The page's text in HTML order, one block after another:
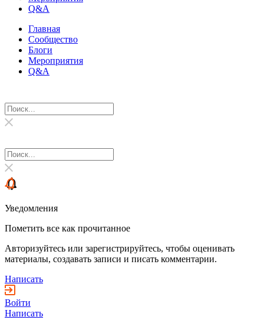
Q&A
Главная
Сообщество
Блоги
Мероприятия
Q&A
Уведомления
Пометить все как прочитанное
Авторизуйтесь или зарегистрируйтесь, чтобы оценивать
материалы, создавать записи и писать комментарии.
Написать
Войти
Написать